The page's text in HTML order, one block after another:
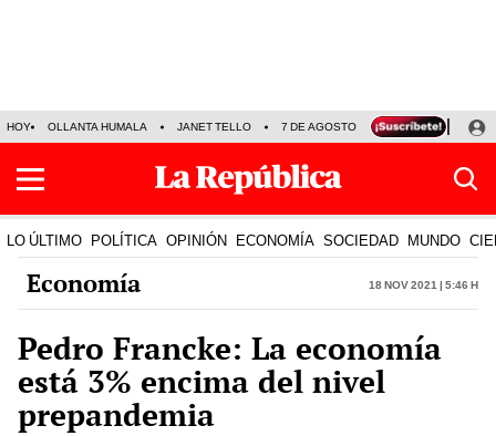
HOY OLLANTA HUMALA JANET TELLO 7 DE AGOSTO TINKA RESULTADOS
LO ÚLTIMO POLÍTICA OPINIÓN ECONOMÍA SOCIEDAD MUNDO
Economía 18 Nov 2021 | 5:46 h
Pedro Francke: La economía
está 3% encima del nivel
prepandemia